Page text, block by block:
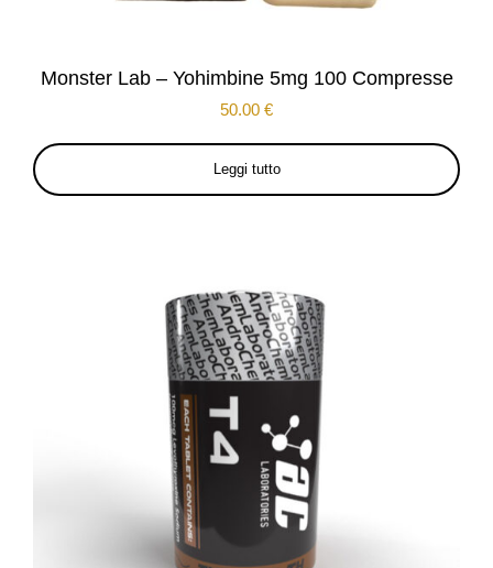
Monster Lab – Yohimbine 5mg 100 Compresse
50.00 €
Leggi tutto